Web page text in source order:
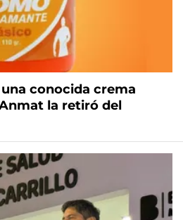
conocida crema
la retiró del